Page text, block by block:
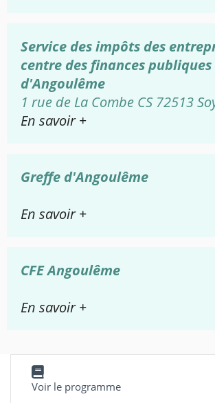
Service des impôts des
centre des finances publiques
d'Angoulême
1 rue de La Combe CS 72513
En savoir +
Greffe d'Angoulême
En savoir +
CFE Angoulême
En savoir +
Voir le programme